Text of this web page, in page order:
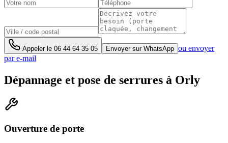
Appeler le 06 44 64 35 05 Envoyer sur WhatsApp ou envoyer
par e-mail
Dépannage et pose de serrures à Orly
Ouverture de porte